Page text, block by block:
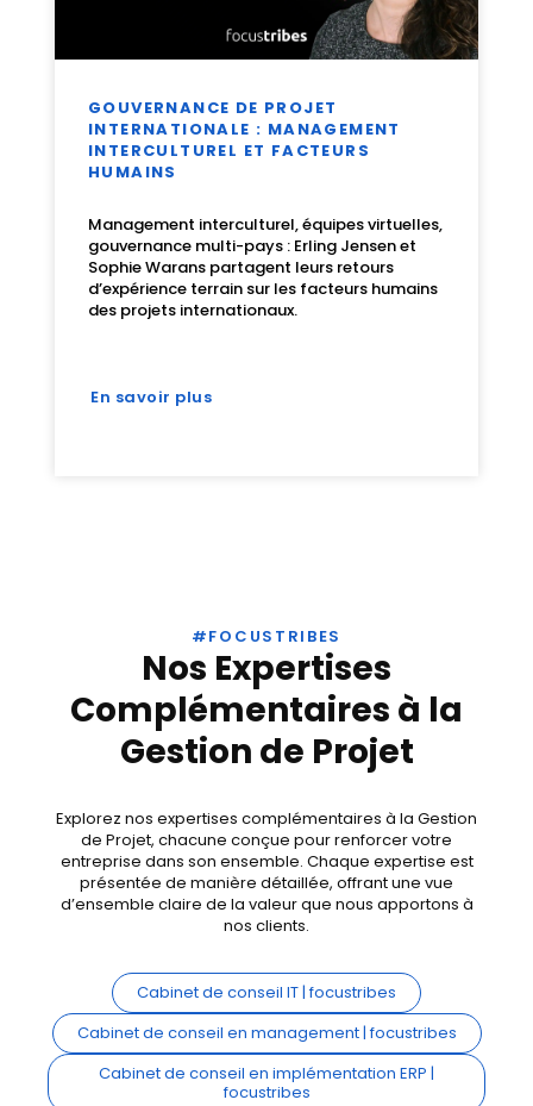
GOUVERNANCE DE PROJET
INTERNATIONALE : MANAGEMENT
INTERCULTUREL ET FACTEURS
HUMAINS
Management interculturel, équipes virtuelles,
gouvernance multi-pays : Erling Jensen et
Sophie Warans partagent leurs retours
d’expérience terrain sur les facteurs humains
des projets internationaux.
En savoir plus
#FOCUSTRIBES
Nos Expertises
Complémentaires à la
Gestion de Projet
Explorez nos expertises complémentaires à la Gestion
de Projet, chacune conçue pour renforcer votre
entreprise dans son ensemble. Chaque expertise est
présentée de manière détaillée, offrant une vue
d’ensemble claire de la valeur que nous apportons à
nos clients.
Cabinet de conseil IT | focustribes
Cabinet de conseil en management | focustribes
Cabinet de conseil en implémentation ERP |
focustribes